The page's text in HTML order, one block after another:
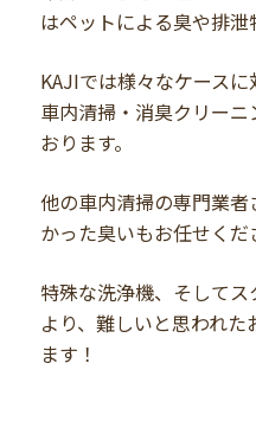
はペットによる臭や排泄
KAJIでは様々なケース
車内清掃・消臭クリー
おります。
他の車内清掃の専門業
かった臭いもお任せくだ
特殊な洗浄機、そして
より、難しいと思われ
ます！